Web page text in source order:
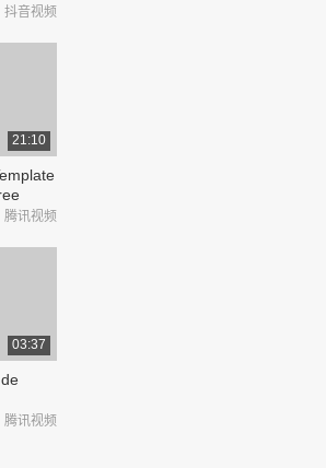
商提供
抖音视频
21:10
腾讯视频
03:37
腾讯视频